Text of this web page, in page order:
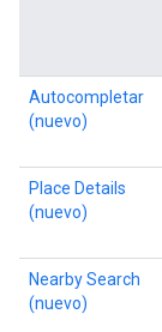
Autocompletar
(nuevo)
Place Details
(nuevo)
Nearby Search
(nuevo)